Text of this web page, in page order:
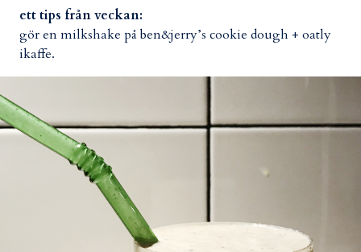
ett tips från veckan:
gör en milkshake på ben&jerry’s cookie dough + oatly
ikaffe.